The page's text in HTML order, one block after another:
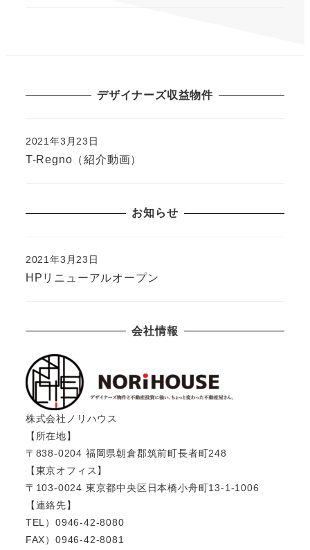
デザイナーズ収益物件
T-Regno（紹介動画）
2021年3月23日
お知らせ
HPリニューアルオープン
2021年3月23日
会社情報
株式会社ノリハウス
【所在地】
〒838-0204 福岡県朝倉郡筑前町長者町248
【東京オフィス】
〒103-0024 東京都中央区日本橋小舟町13-1-1006
【連絡先】
TEL）0946-42-8080
FAX）0946-42-8081